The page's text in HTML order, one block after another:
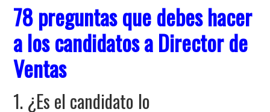
78 preguntas que debes hacer
a los candidatos a Director de
Ventas
1. ¿Es el candidato lo